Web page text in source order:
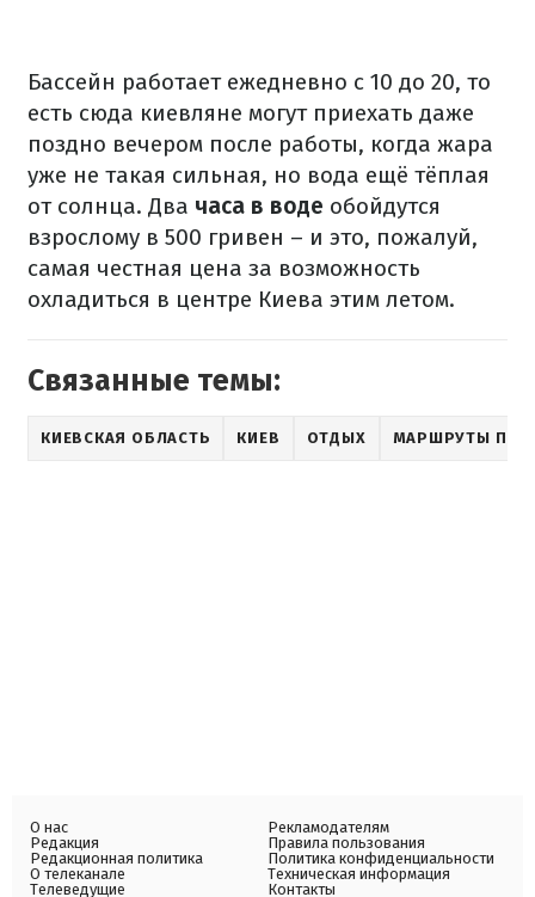
Бассейн работает ежедневно с 10 до 20, то
есть сюда киевляне могут приехать даже
поздно вечером после работы, когда жара
уже не такая сильная, но вода ещё тёплая
от солнца. Два часа в воде обойдутся
взрослому в 500 гривен – и это, пожалуй,
самая честная цена за возможность
охладиться в центре Киева этим летом.
Связанные темы:
КИЕВСКАЯ ОБЛАСТЬ КИЕВ ОТДЫХ МАРШРУТЫ ПО
О нас
Редакция
Редакционная политика
О телеканале
Телеведущие
Рекламодателям
Правила пользования
Политика конфиденциальности
Техническая информация
Контакты